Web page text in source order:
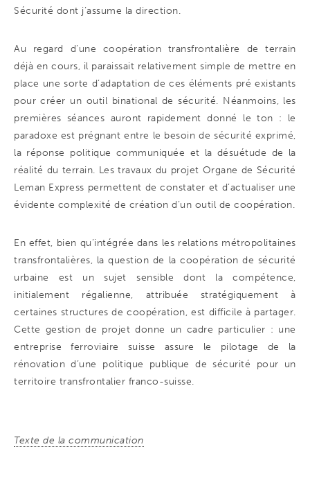
Sécurité dont j’assume la direction.
Au regard d’une coopération transfrontalière de terrain
déjà en cours, il paraissait relativement simple de mettre en
place une sorte d’adaptation de ces éléments pré existants
pour créer un outil binational de sécurité. Néanmoins, les
premières séances auront rapidement donné le ton : le
paradoxe est prégnant entre le besoin de sécurité exprimé,
la réponse politique communiquée et la désuétude de la
réalité du terrain. Les travaux du projet Organe de Sécurité
Leman Express permettent de constater et d’actualiser une
évidente complexité de création d’un outil de coopération.
En effet, bien qu’intégrée dans les relations métropolitaines
transfrontalières, la question de la coopération de sécurité
urbaine est un sujet sensible dont la compétence,
initialement régalienne, attribuée stratégiquement à
certaines structures de coopération, est difficile à partager.
Cette gestion de projet donne un cadre particulier : une
entreprise ferroviaire suisse assure le pilotage de la
rénovation d’une politique publique de sécurité pour un
territoire transfrontalier franco-suisse.
Texte de la communication